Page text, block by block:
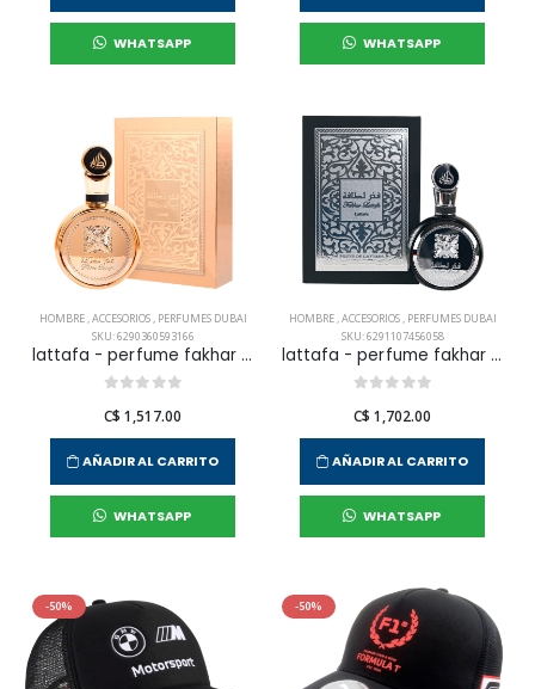
WHATSAPP WHATSAPP
HOMBRE,ACCESORIOS, PERFUMES DUBAI
SKU: 6290360593166
lattafa - perfume fakhar gold extrait edp 100 ml para hombre
C$ 1,517.00
AÑADIR AL CARRITO
WHATSAPP
HOMBRE,ACCESORIOS, PERFUMES DUBAI
SKU: 6291107456058
lattafa - perfume fakhar edp 100 ml para hombre
C$ 1,702.00
AÑADIR AL CARRITO
WHATSAPP
-50% -50%